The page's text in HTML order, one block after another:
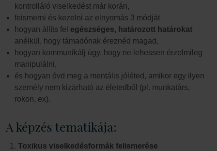
kontrolláló viselkedést már korán,
feismerni és kezelni az elnyomás 3 módját
hogyan állíts fel egészséges, határozott határokat
anélkül, hogy támadónak éreznéd magad,
hogyan kommunikálj úgy, hogy ne lehessen érzelmileg
manipulálni,
és hogyan óvd meg a mentális jóléted, amikor egy ilyen
személy nem kizárható az életedből (pl. munkatárs,
rokon, ex).
A képzés tematikája:
Toxikus viselkedésformák felismerése